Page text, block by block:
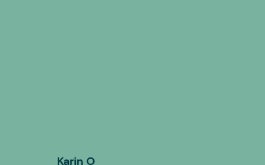
Karin O